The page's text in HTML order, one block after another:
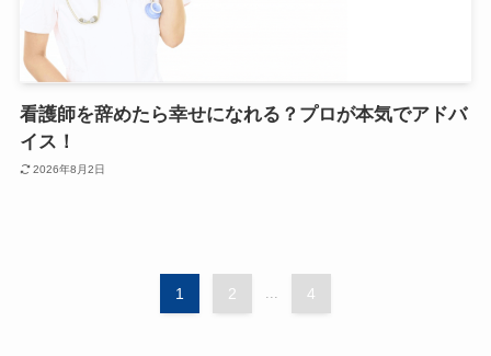
看護師を辞めたら幸せになれる？プロが本気でアドバ
イス！
2026年8月2日
1 2 4